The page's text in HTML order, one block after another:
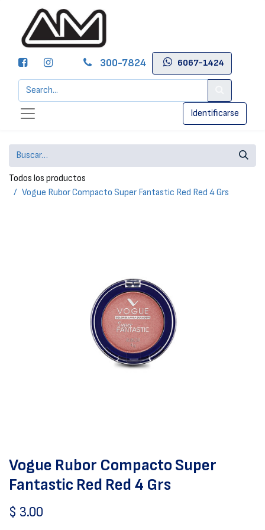
300-7824 6067-1424
Identificarse
Todos los productos
Vogue Rubor Compacto Super Fantastic Red Red 4 Grs
Vogue Rubor Compacto Super
Fantastic Red Red 4 Grs
$ 3.00